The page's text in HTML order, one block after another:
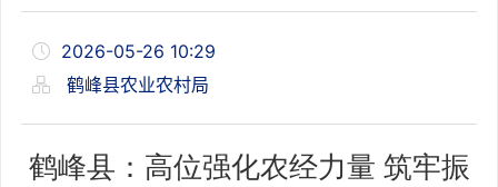
2026-05-26 10:29
鹤峰县农业农村局
鹤峰县：高位强化农经力量 筑牢振